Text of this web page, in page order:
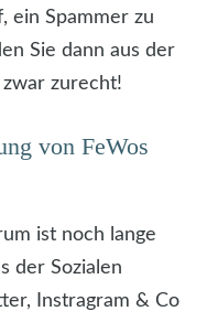
ein Spammer zu
Sie dann aus der
zurecht!
von FeWos
ist noch lange
der Sozialen
Instragram & Co